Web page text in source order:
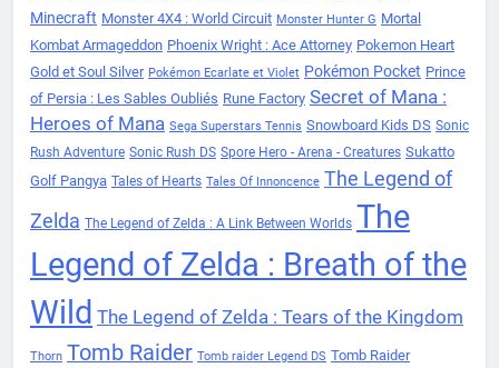
Minecraft Monster 4X4 : World Circuit Monster Hunter G Mortal
Kombat Armageddon Phoenix Wright : Ace Attorney Pokemon Heart
Gold et Soul Silver Pokémon Ecarlate et Violet Pokémon Pocket Prince
of Persia : Les Sables Oubliés Rune Factory Secret of Mana :
Heroes of Mana Sega Superstars Tennis Snowboard Kids DS Sonic
Rush Adventure Sonic Rush DS Spore Hero - Arena - Creatures Sukatto
Golf Pangya Tales of Hearts Tales Of Innoncence The Legend of
Zelda The Legend of Zelda : A Link Between Worlds The
Legend of Zelda : Breath of the
Wild The Legend of Zelda : Tears of the Kingdom
Thorn Tomb Raider Tomb raider Legend DS Tomb Raider